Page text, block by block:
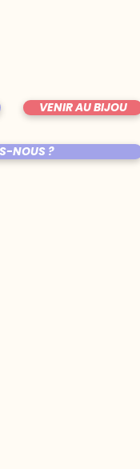
VENIR AU BIJOU
NOUS ?